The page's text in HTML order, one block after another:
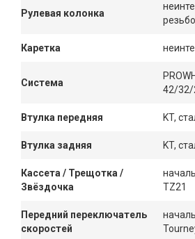
Рулевая колонка
Каретка
Система
42/32/
Втулка передняя KT,
Втулка задняя KT,
Кассета / Трещотка /
Звёздочка
TZ21
Передний переключатель
скоростей